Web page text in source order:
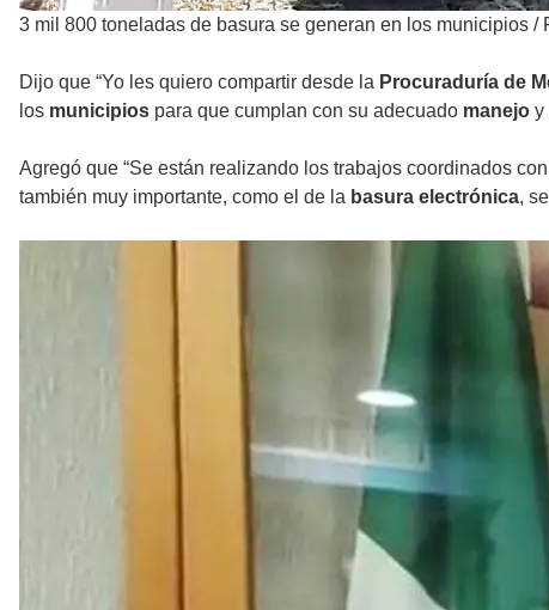
3 mil 800 toneladas de basura se generan en los municipios /
Dijo que “Yo les quiero compartir desde la Procuraduría de
los municipios para que cumplan con su adecuado manejo y
Agregó que “Se están realizando los trabajos coordinados
también muy importante, como el de la basura electrónica,